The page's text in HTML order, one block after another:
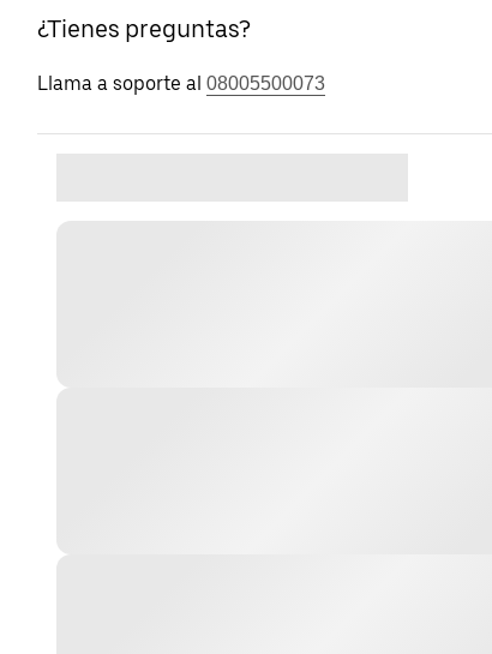
¿Tienes preguntas?
Llama a soporte al 08005500073